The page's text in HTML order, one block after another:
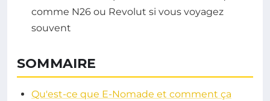
comme N26 ou Revolut si vous voyagez
souvent
SOMMAIRE
Qu'est-ce que E-Nomade et comment ça